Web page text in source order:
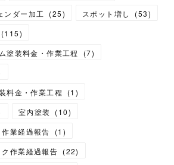
ンダー加工
(25) スポット増し (53)
(115)
塗装料金・作業工程
(7)
料金・作業工程
(1 )
室内塗装 (10)
業経過報告
(1 )
作業経過報告 (22)